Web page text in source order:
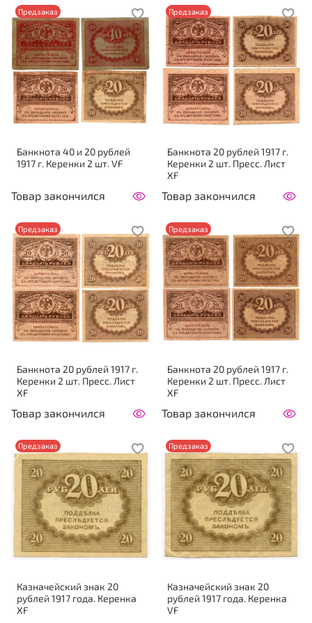
Предзаказ
Банкнота 40 и 20 рублей
1917 г. Керенки 2 шт. VF
Товар закончился
Предзаказ
Банкнота 20 рублей 1917 г.
Керенки 2 шт. Пресс. Лист
XF
Товар закончился
Предзаказ
Банкнота 20 рублей 1917 г.
Керенки 2 шт. Пресс. Лист
XF
Товар закончился
Предзаказ
Банкнота 20 рублей 1917 г.
Керенки 2 шт. Пресс. Лист
XF
Товар закончился
Предзаказ
Казначейский знак 20
рублей 1917 года. Керенка
XF
Предзаказ
Казначейский знак 20
рублей 1917 года. Керенка
VF